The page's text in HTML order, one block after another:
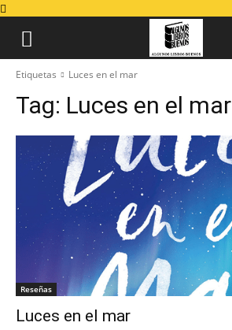
Etiquetas Luces en el mar
Tag: Luces en el mar
Reseñas
Luces en el mar